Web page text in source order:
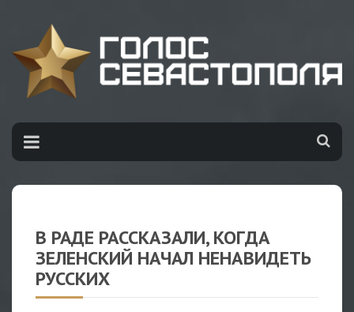
В РАДЕ РАССКАЗАЛИ, КОГДА
ЗЕЛЕНСКИЙ НАЧАЛ НЕНАВИДЕТЬ
РУССКИХ